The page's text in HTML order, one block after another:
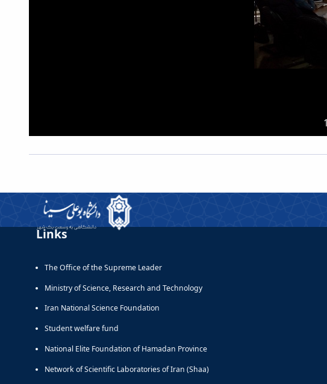
Links
The Office of the Supreme Leader
Ministry of Science, Research and Technology
Iran National Science Foundation
Student welfare fund
National Elite Foundation of Hamadan Province
Network of Scientific Laboratories of Iran (Shaa)